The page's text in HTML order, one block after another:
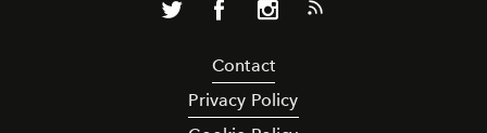
Contact
Privacy Policy